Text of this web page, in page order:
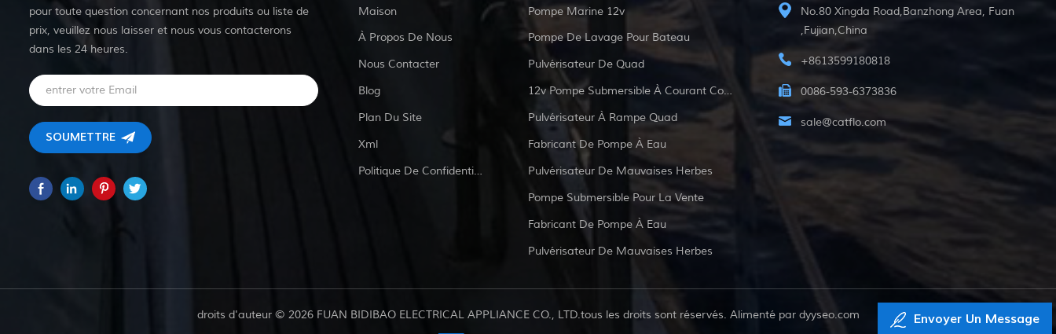
pour toute question concernant nos produits ou liste de
prix, veuillez nous laisser et nous vous contacterons
dans les 24 heures.
Maison
À Propos De Nous
Nous Contacter
Blog
Plan Du Site
Xml
Politique De Confidentialité
Pompe Marine 12v
Pompe De Lavage Pour Bateau
Pulvérisateur De Quad
12v Pompe Submersible À Courant Continu
Pulvérisateur À Rampe Quad
Fabricant De Pompe À Eau
Pulvérisateur De Mauvaises Herbes
Pompe Submersible Pour La Vente
Fabricant De Pompe À Eau
Pulvérisateur De Mauvaises Herbes
No.80 Xingda Road,Banzhong Area, Fuan
,Fujian,China
+8613599180818
0086-593-6373836
sale@catflo.com
droits d'auteur © 2026 FUAN BIDIBAO ELECTRICAL APPLIANCE CO., LTD.tous les droits sont réservés. Alimenté par dyyseo.com
Envoyer Un Message